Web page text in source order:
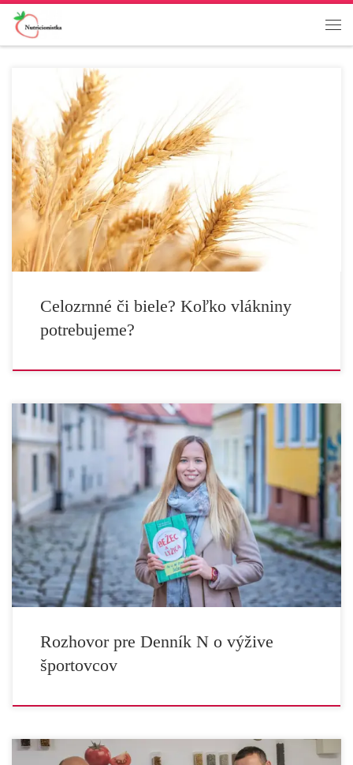
Denne potrebujeme prijať dostatočné množstvo vlákniny, to je
jasné. Koľko je však dostatočné množstvo? Dnes už snáď nikto
nespochybňuje dôležitosť dostatočného príjmu vlákniny.
Aktuálne slovenské odporúčania (platné od roku 1997) hovoria
o 20 – 30 g (zdroj: VÚP) vlákniny denne. Je to však dostatočné
množstvo? Ukazuje sa, že nie je. V apríli 2016 […]
Celozrnné či biele? Koľko vlákniny
potrebujeme?
Odborníčka na stravovanie športovcov: Nikdy nebehajte hladní
a vynechajte výživové doplnky, nepotrebujete ich Namiesto
nezdravej stravy by sme mali skôr hovoriť o nezdravých
množstvách. Viac ako občasná návšteva fastfoodu vám totiž
ublíži to, ak jete nevyváženú stravu. A platí to aj o strave
vegetariánov, vegánov, hovorí Ivana Mesárošová. Ivana
Mesárošová. Foto N – […]
Rozhovor pre Denník N o výžive
športovcov